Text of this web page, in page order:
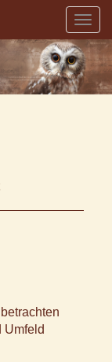
Umfeld